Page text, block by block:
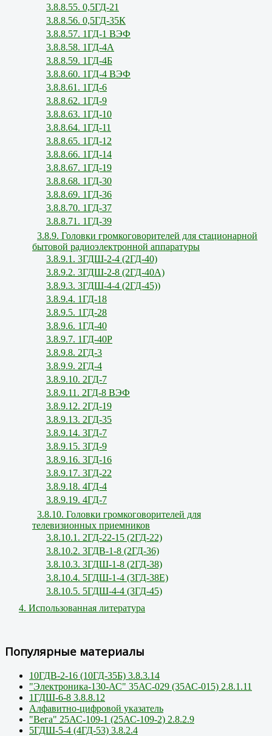
3.8.8.55. 0,5ГД-21
3.8.8.56. 0,5ГД-35К
3.8.8.57. 1ГД-1 ВЭФ
3.8.8.58. 1ГД-4А
3.8.8.59. 1ГД-4Б
3.8.8.60. 1ГД-4 ВЭФ
3.8.8.61. 1ГД-6
3.8.8.62. 1ГД-9
3.8.8.63. 1ГД-10
3.8.8.64. 1ГД-11
3.8.8.65. 1ГД-12
3.8.8.66. 1ГД-14
3.8.8.67. 1ГД-19
3.8.8.68. 1ГД-30
3.8.8.69. 1ГД-36
3.8.8.70. 1ГД-37
3.8.8.71. 1ГД-39
3.8.9. Головки громкоговорителей для стационарной
бытовой радиоэлектронной аппаратуры
3.8.9.1. 3ГДШ-2-4 (2ГД-40)
3.8.9.2. 3ГДШ-2-8 (2ГД-40А)
3.8.9.3. 3ГДШ-4-4 (2ГД-45))
3.8.9.4. 1ГД-18
3.8.9.5. 1ГД-28
3.8.9.6. 1ГД-40
3.8.9.7. 1ГД-40Р
3.8.9.8. 2ГД-3
3.8.9.9. 2ГД-4
3.8.9.10. 2ГД-7
3.8.9.11. 2ГД-8 ВЭФ
3.8.9.12. 2ГД-19
3.8.9.13. 2ГД-35
3.8.9.14. 3ГД-7
3.8.9.15. 3ГД-9
3.8.9.16. 3ГД-16
3.8.9.17. 3ГД-22
3.8.9.18. 4ГД-4
3.8.9.19. 4ГД-7
3.8.10. Головки громкоговорителей для
телевизионных приемников
3.8.10.1. 2ГД-22-15 (2ГД-22)
3.8.10.2. 3ГДВ-1-8 (2ГД-36)
3.8.10.3. 3ГДШ-1-8 (2ГД-38)
3.8.10.4. 5ГДШ-1-4 (3ГД-38Е)
3.8.10.5. 5ГДШ-4-4 (3ГД-45)
4. Использованная литература
Популярные материалы
10ГДВ-2-16 (10ГД-35Б) 3.8.3.14
"Электроника-130-АС" 35АС-029 (35АС-015) 2.8.1.11
1ГДШ-6-8 3.8.8.12
Алфавитно-цифровой указатель
"Вега" 25АС-109-1 (25АС-109-2) 2.8.2.9
5ГДШ-5-4 (4ГД-53) 3.8.2.4